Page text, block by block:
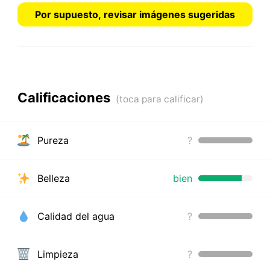
Por supuesto, revisar imágenes sugeridas
Calificaciones
Pureza ?
Belleza bien
Calidad del agua ?
Limpieza ?